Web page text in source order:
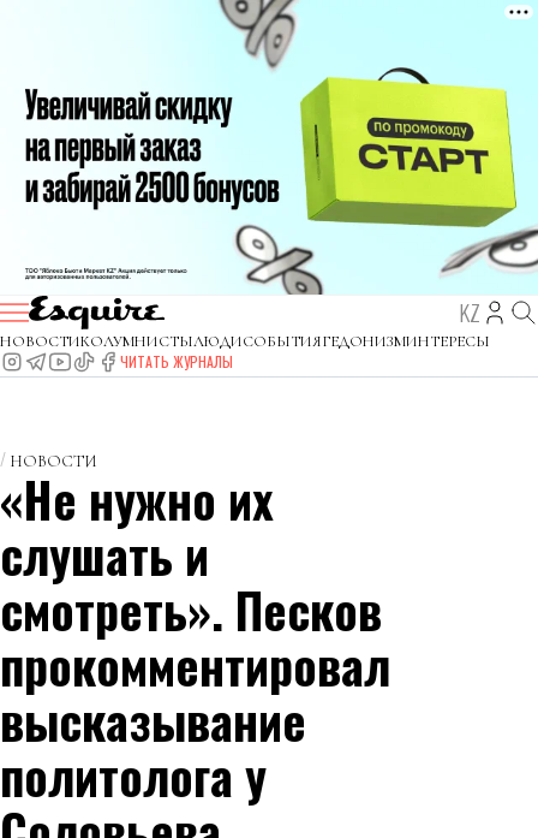
KZ
НОВОСТИКОЛУМНИСТЫЛЮДИСОБЫТИЯГЕДОНИЗМИНТЕРЕСЫ
ЧИТАТЬ ЖУРНАЛЫ
НОВОСТИ
«Не нужно их
слушать и
смотреть». Песков
прокомментировал
высказывание
политолога у